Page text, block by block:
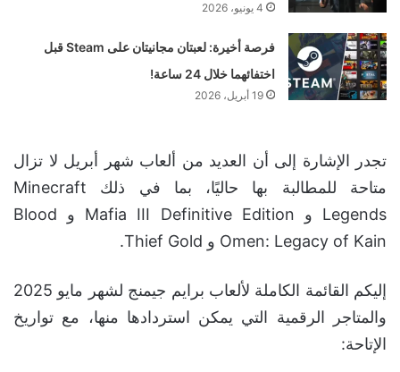
4 يونيو، 2026
فرصة أخيرة: لعبتان مجانيتان على Steam قبل
اختفائهما خلال 24 ساعة!
19 أبريل، 2026
تجدر الإشارة إلى أن العديد من ألعاب شهر أبريل لا تزال
متاحة للمطالبة بها حاليًا، بما في ذلك Minecraft
Legends و Mafia III Definitive Edition و Blood
Omen: Legacy of Kain و Thief Gold.
إليكم القائمة الكاملة لألعاب برايم جيمنج لشهر مايو 2025
والمتاجر الرقمية التي يمكن استردادها منها، مع تواريخ
الإتاحة: